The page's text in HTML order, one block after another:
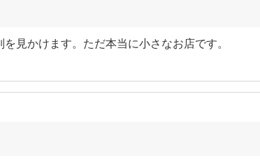
見かけます。ただ本当に小さなお店です。